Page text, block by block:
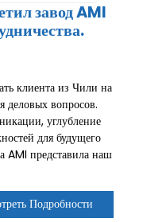
завод AMI
клиента из Чили на
деловых вопросов.
углубление
для будущего
AMI представила наш
Подробности